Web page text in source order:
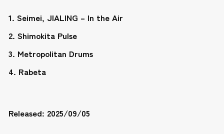
1. Seimei, JIALING – In the Air
2. Shimokita Pulse
3. Metropolitan Drums
4. Rabeta
Released: 2025/09/05